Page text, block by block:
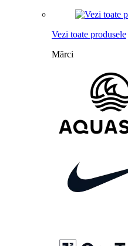
Vezi toate produsele
Mărci